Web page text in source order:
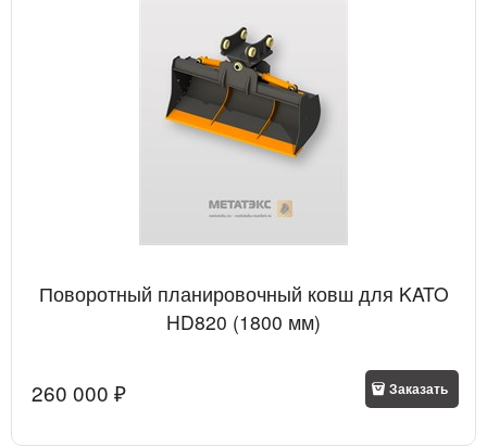
Поворотный планировочный ковш для KATO
HD820 (1800 мм)
260 000 ₽ Заказать